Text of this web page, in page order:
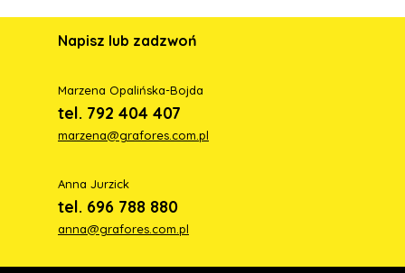
Napisz lub zadzwoń
Marzena Opalińska-Bojda
tel. 792 404 407
marzena@grafores.com.pl
Anna Jurzick
tel. 696 788 880
anna@grafores.com.pl